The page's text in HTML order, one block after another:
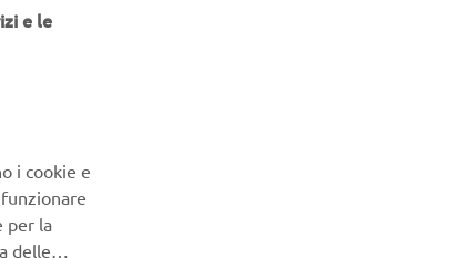
e le
i cookie e
per la
delle